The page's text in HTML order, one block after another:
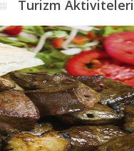
Turizm Aktiviteleri